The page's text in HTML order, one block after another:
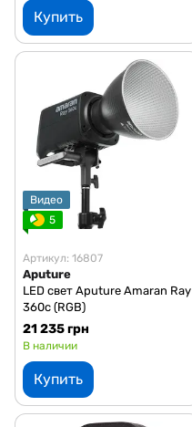
Купить
Видео
5
Артикул: 16807
Aputure
LED свет Aputure Amaran Ray
360c (RGB)
21 235 грн
В наличии
Купить